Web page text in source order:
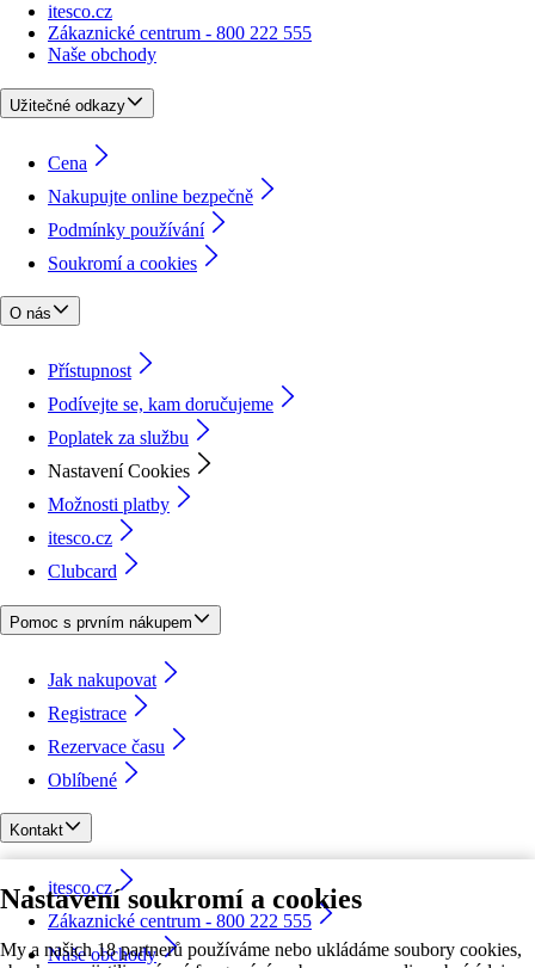
Nastavení soukromí a cookies
My a našich 18 partnerů používáme nebo ukládáme soubory cookies,
itesco.cz
Zákaznické centrum - 800 222 555
Naše obchody
Užitečné odkazy
Cena
Nakupujte online bezpečně
Podmínky používání
Soukromí a cookies
O nás
Přístupnost
Podívejte se, kam doručujeme
Poplatek za službu
Nastavení Cookies
Možnosti platby
itesco.cz
Clubcard
Pomoc s prvním nákupem
Jak nakupovat
Registrace
Rezervace času
Oblíbené
Kontakt
itesco.cz
Zákaznické centrum - 800 222 555
Naše obchody